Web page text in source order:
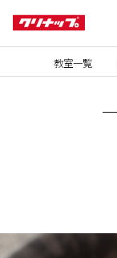
教室一覧